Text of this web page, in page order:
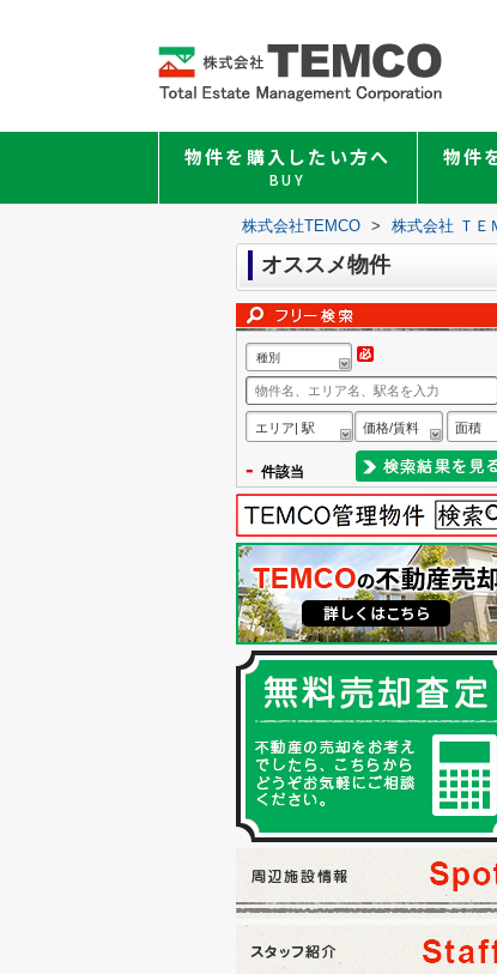
物件を購入したい方へ
BUY
物件
株式会社TEMCO > 株式会社 ＴＥ
オススメ物件
種別
エリア| 駅 価格/賃料 面積
- 件該当